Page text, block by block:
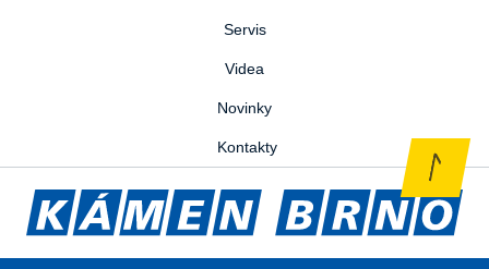
Servis
Videa
Novinky
Kontakty